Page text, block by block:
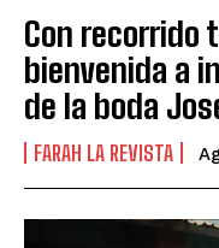
Con recorrido
bienvenida a
de la boda
FARAH LA REVISTA